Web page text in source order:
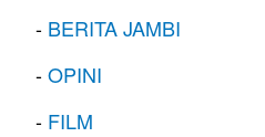
- BERITA JAMBI
-OPINI
- FILM